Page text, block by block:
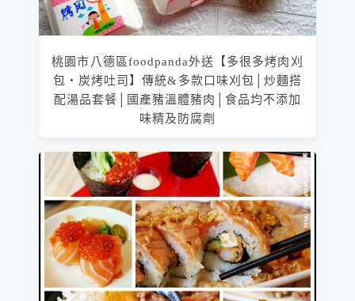
桃園市八德區foodpanda外送【多很多烤肉刈
包‧炭烤吐司】傳統&多款口味刈包│炒麵搭
配湯品套餐│國產豬溫體豬肉│食品均不添加
味精及防腐劑